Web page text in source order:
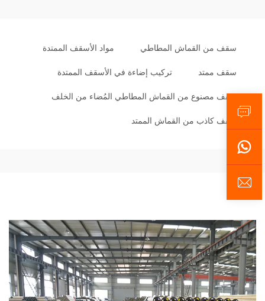
سقف من القماش المطاطي مواد الأسقف الممتدة
سقف ممتد تركيب إضاءة في الأسقف الممتدة
سقف مصنوع من القماش المطاطي المُضاء من الخلف
سقف كاذب من القماش الممتد